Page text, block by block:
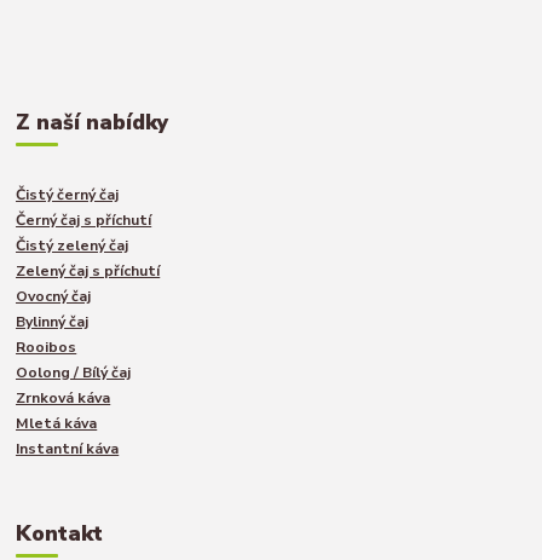
Z naší nabídky
Čistý černý čaj
Černý čaj s příchutí
Čistý zelený čaj
Zelený čaj s příchutí
Ovocný čaj
Bylinný čaj
Rooibos
Oolong / Bílý čaj
Zrnková káva
Mletá káva
Instantní káva
Kontakt